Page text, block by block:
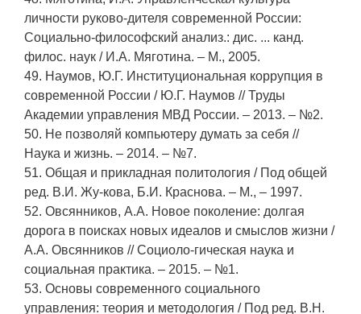
личности руково-дителя современной России:
Социально-философский анализ.: дис. ... канд.
филос. наук / И.А. Мяготина. – М., 2005.
49. Наумов, Ю.Г. Институциональная коррупция в
современной России / Ю.Г. Наумов // Труды
Академии управления МВД России. – 2013. – №2.
50. Не позволяй компьютеру думать за себя //
Наука и жизнь. – 2014. – №7.
51. Общая и прикладная политология / Под общей
ред. В.И. Жу-кова, Б.И. Краснова. – М., – 1997.
52. Овсянников, А.А. Новое поколение: долгая
дорога в поисках новых идеалов и смыслов жизни /
А.А. Овсянников // Социоло-гическая наука и
социальная практика. – 2015. – №1.
53. Основы современного социального
управления: теория и методология / Под ред. В.Н.